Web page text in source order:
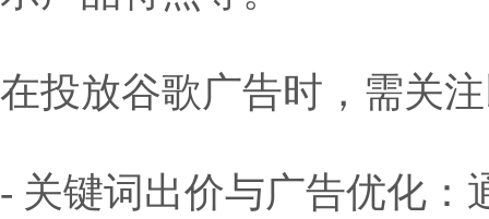
在投放谷歌广告时，需关
- 关键词出价与广告优化：